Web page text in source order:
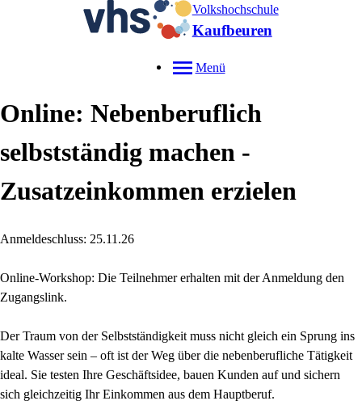
Volkshochschule
Kaufbeuren
Menü
Online: Nebenberuflich
selbstständig machen -
Zusatzeinkommen erzielen
Anmeldeschluss: 25.11.26
Online-Workshop: Die Teilnehmer erhalten mit der Anmeldung den
Zugangslink.
Der Traum von der Selbstständigkeit muss nicht gleich ein Sprung ins
kalte Wasser sein – oft ist der Weg über die nebenberufliche Tätigkeit
ideal. Sie testen Ihre Geschäftsidee, bauen Kunden auf und sichern
sich gleichzeitig Ihr Einkommen aus dem Hauptberuf.